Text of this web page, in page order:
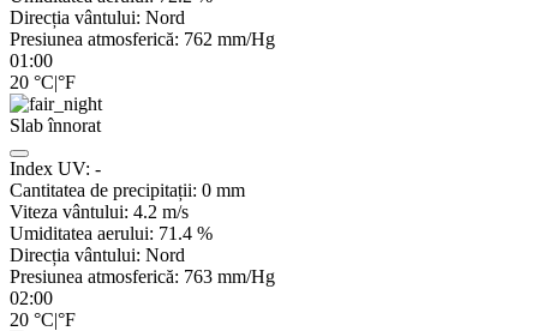
Direcția vântului: Nord
Presiunea atmosferică: 762 mm/Hg
01:00
20 °C|°F
Slab înnorat
Index UV: -
Cantitatea de precipitații: 0 mm
Viteza vântului: 4.2 m/s
Umiditatea aerului: 71.4 %
Direcția vântului: Nord
Presiunea atmosferică: 763 mm/Hg
02:00
20 °C|°F